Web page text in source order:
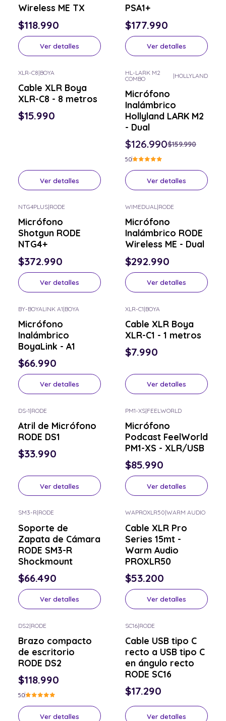
Wireless ME TX
$118.990
Ver detalles
PSA1+
$177.990
Ver detalles
XLR-C8|BOYA
Cable XLR Boya
XLR-C8 - 8 metros
$15.990
Ver detalles
-21% OFF
Consulta por el tuyo
HL-LARK M2
COMBO
|HOLLYLAND
Micrófono
Inalámbrico
Hollyland LARK M2
- Dual
$126.990$159.990
5.0
Ver detalles
NTG4PLUS|RODE
Micrófono
Shotgun RODE
NTG4+
$372.990
Ver detalles
WIMEDUAL|RODE
Micrófono
Inalámbrico RODE
Wireless ME - Dual
$292.990
Ver detalles
BY-BOYALINK A1|BOYA
Micrófono
Inalámbrico
BoyaLink - A1
$66.990
Ver detalles
XLR-C1|BOYA
Cable XLR Boya
XLR-C1 - 1 metros
$7.990
Ver detalles
DS-1|RODE
Atril de Micrófono
RODE DS1
$33.990
Ver detalles
PM1-XS|FEELWORLD
Micrófono
Podcast FeelWorld
PM1-XS - XLR/USB
$85.990
Ver detalles
SM3-R|RODE
Soporte de
Zapata de Cámara
RODE SM3-R
Shockmount
$66.490
Ver detalles
WAPROXLR50|WARM AUDIO
Cable XLR Pro
Series 15mt -
Warm Audio
PROXLR50
$53.200
Ver detalles
DS2|RODE
Brazo compacto
de escritorio
RODE DS2
$118.990
5.0
Ver detalles
SC16|RODE
Cable USB tipo C
recto a USB tipo C
en ángulo recto
RODE SC16
$17.290
Ver detalles